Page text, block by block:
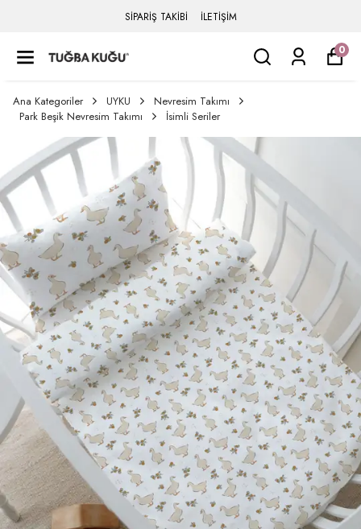
SİPARİŞ TAKİBİ İLETİŞİM
0
Ana Kategoriler UYKU
Nevresim Takımı
Park Beşik Nevresim Takımı
İsimli Seriler